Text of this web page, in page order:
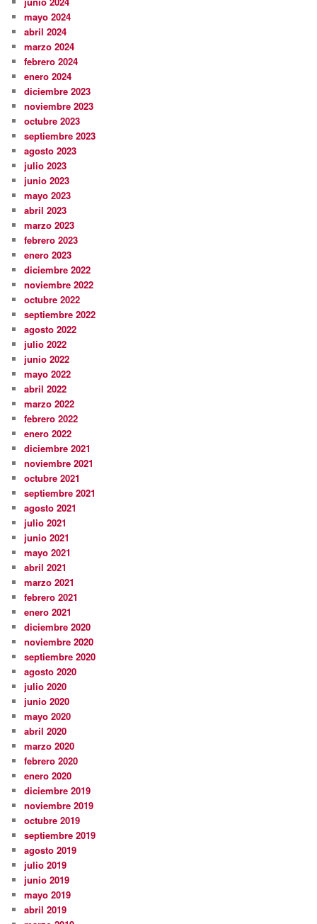
mayo 2024
abril 2024
marzo 2024
febrero 2024
enero 2024
diciembre 2023
noviembre 2023
octubre 2023
septiembre 2023
agosto 2023
julio 2023
junio 2023
mayo 2023
abril 2023
marzo 2023
febrero 2023
enero 2023
diciembre 2022
noviembre 2022
octubre 2022
septiembre 2022
agosto 2022
julio 2022
junio 2022
mayo 2022
abril 2022
marzo 2022
febrero 2022
enero 2022
diciembre 2021
noviembre 2021
octubre 2021
septiembre 2021
agosto 2021
julio 2021
junio 2021
mayo 2021
abril 2021
marzo 2021
febrero 2021
enero 2021
diciembre 2020
noviembre 2020
septiembre 2020
agosto 2020
julio 2020
junio 2020
mayo 2020
abril 2020
marzo 2020
febrero 2020
enero 2020
diciembre 2019
noviembre 2019
octubre 2019
septiembre 2019
agosto 2019
julio 2019
junio 2019
mayo 2019
abril 2019